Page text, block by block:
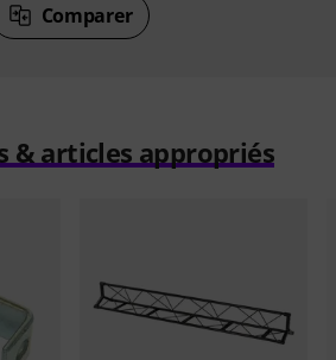
Comparer
& articles appropriés